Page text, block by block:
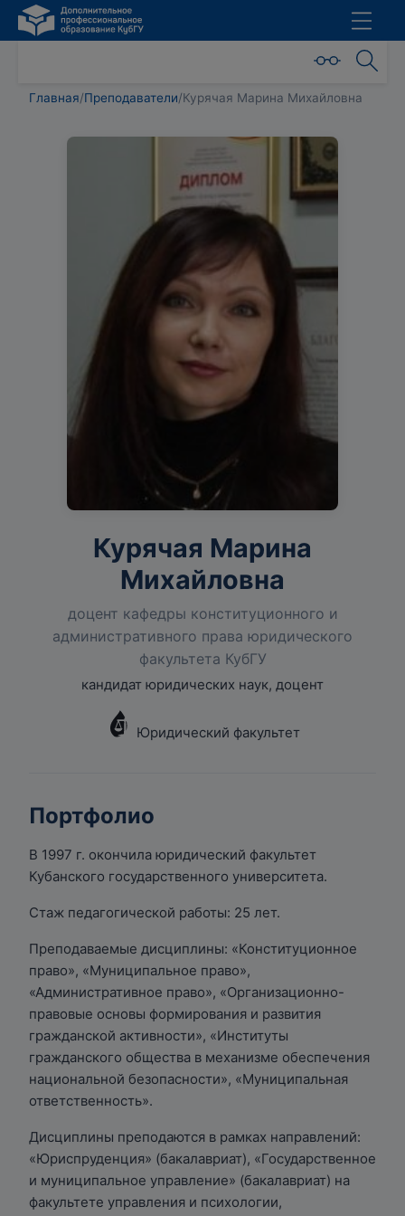
Главная/Преподаватели/Курячая Марина Михайловна
Курячая Марина
Михайловна
доцент кафедры конституционного и
административного права юридического
факультета КубГУ
кандидат юридических наук, доцент
Юридический факультет
Портфолио
В 1997 г. окончила юридический факультет
Кубанского государственного университета.
Стаж педагогической работы: 25 лет.
Преподаваемые дисциплины: «Конституционное
право», «Муниципальное право»,
«Административное право», «Организационно-
правовые основы формирования и развития
гражданской активности», «Институты
гражданского общества в механизме обеспечения
национальной безопасности», «Муниципальная
ответственность».
Дисциплины преподаются в рамках направлений:
«Юриспруденция» (бакалавриат), «Государственное
и муниципальное управление» (бакалавриат) на
факультете управления и психологии,